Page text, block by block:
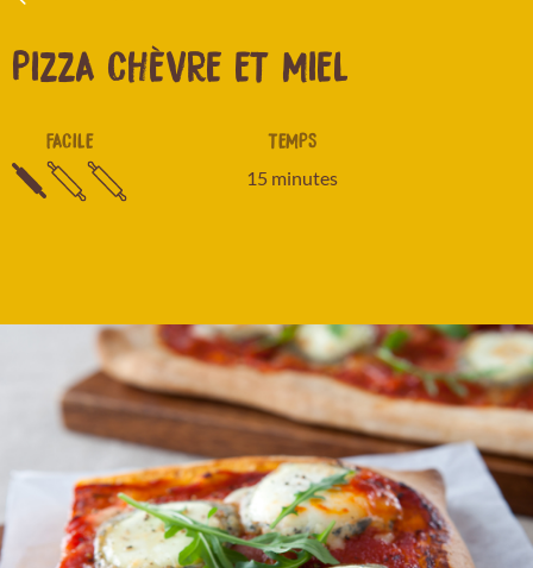
PIZZA CHÈVRE ET MIEL
FACILE TEMPS
15 minutes